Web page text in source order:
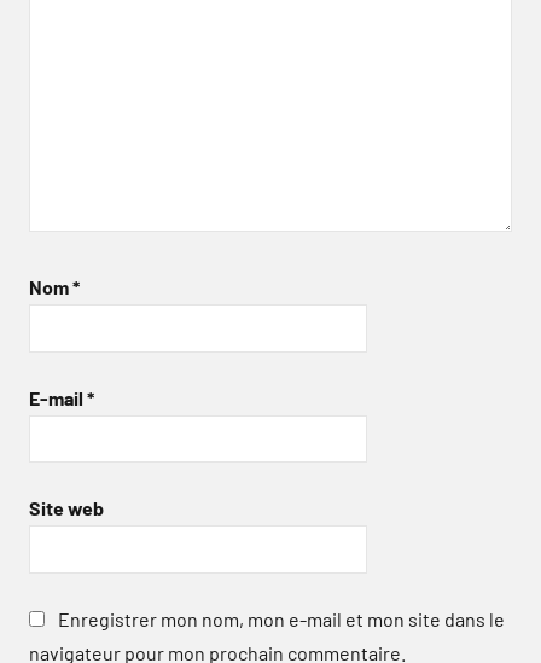
Nom*
E-mail *
Site web
Enregistrer mon nom, mon e-mail et mon site dans le
navigateur pour mon prochain commentaire.